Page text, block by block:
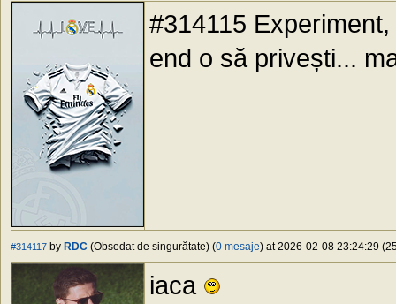
#314115
end o să privești...
#314117 by RDC (Obsedat de singurătate) (0 mesaje) at 2026-02-08 23:24:29
iaca